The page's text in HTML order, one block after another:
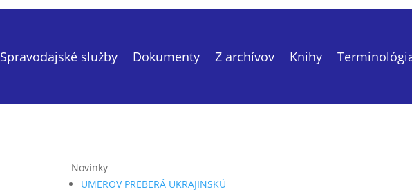
Spravodajské služby Dokumenty Z archívov Knihy
Novinky
UMEROV PREBERÁ UKRAJINSKÚ